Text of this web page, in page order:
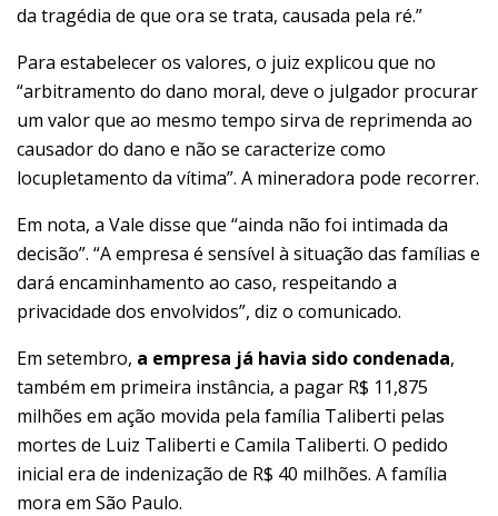
da tragédia de que ora se trata, causada pela ré.”
Para estabelecer os valores, o juiz explicou que no
“arbitramento do dano moral, deve o julgador procurar
um valor que ao mesmo tempo sirva de reprimenda ao
causador do dano e não se caracterize como
locupletamento da vítima”. A mineradora pode recorrer.
Em nota, a Vale disse que “ainda não foi intimada da
decisão”. “A empresa é sensível à situação das famílias e
dará encaminhamento ao caso, respeitando a
privacidade dos envolvidos”, diz o comunicado.
Em setembro, a empresa já havia sido condenada,
também em primeira instância, a pagar R$ 11,875
milhões em ação movida pela família Taliberti pelas
mortes de Luiz Taliberti e Camila Taliberti. O pedido
inicial era de indenização de R$ 40 milhões. A família
mora em São Paulo.